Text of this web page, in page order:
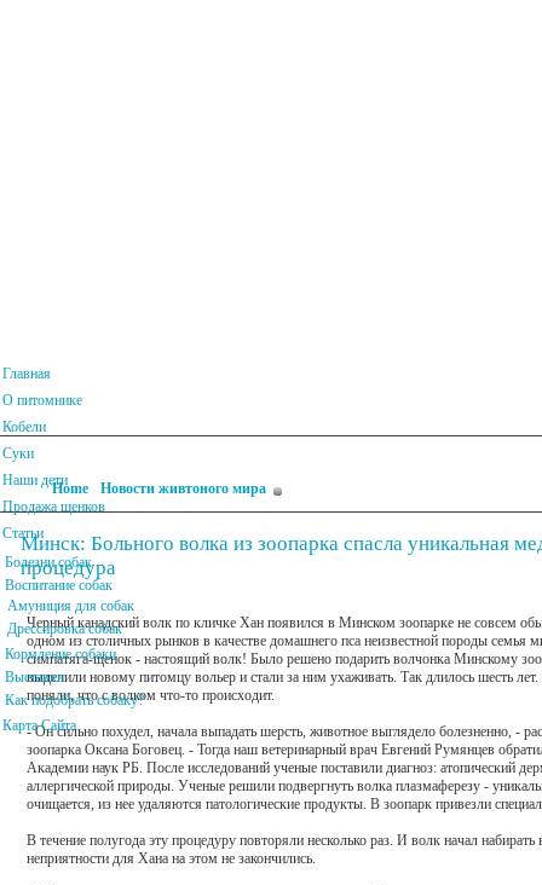
Главная
О питомнике
Кобели
Суки
Наши дети
Продажа щенков
Статьи
Болезни собак
Воспитание собак
Амуниция для собак
Дрессировка собак
Кормление собаки
Выставки
Как подобрать собаку?
Карта Сайта
Home Новости живтоного мира
Минск: Больного волка из зоопарка спасла уникальная
процедура
Черный канадский волк по кличке Хан появился в Минском зоопарке не совсем
одном из столичных рынков в качестве домашнего пса неизвестной породы семья
симпатяга-щенок - настоящий волк! Было решено подарить волчонка Минскому
выделили новому питомцу вольер и стали за ним ухаживать. Так длилось шесть
поняли, что с волком что-то происходит.
- Он сильно похудел, начала выпадать шерсть, животное выглядело болезненно, -
зоопарка Оксана Боговец. - Тогда наш ветеринарный врач Евгений Румянцев
Академии наук РБ. После исследований ученые поставили диагноз: атопический
аллергической природы. Ученые решили подвергнуть волка плазмаферезу -
очищается, из нее удаляются патологические продукты. В зоопарк привезли
В течение полугода эту процедуру повторяли несколько раз. И волк начал
неприятности для Хана на этом не закончились.